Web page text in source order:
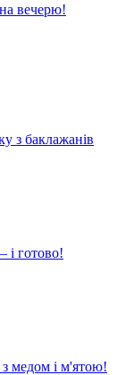
вечерю!
з баклажанів
і готово!
медом і м'ятою!